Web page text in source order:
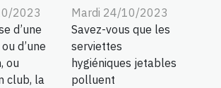
2023
d’une
d’une
ou
club, la
Mardi 24/10/2023
Savez-vous que les
serviettes
hygiéniques jetables
polluent